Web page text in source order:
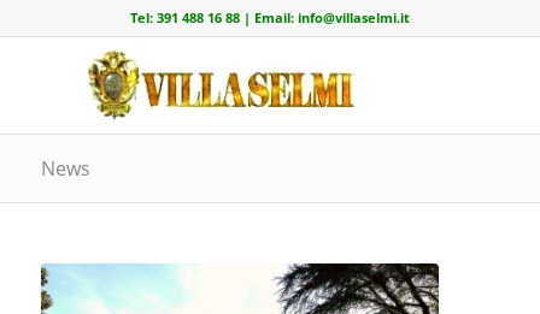
Tel: 391 488 16 88| Email: info@villaselmi.it
News